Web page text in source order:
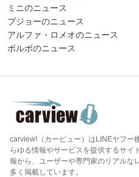
ミニのニュース
プジョーのニュース
アルファ・ロメオのニュース
ボルボのニュース
carview!（カービュー）はLINEヤフー
らゆる情報やサービスを提供するサイ
報から、ユーザーや専門家のリアルな
多く掲載しています。